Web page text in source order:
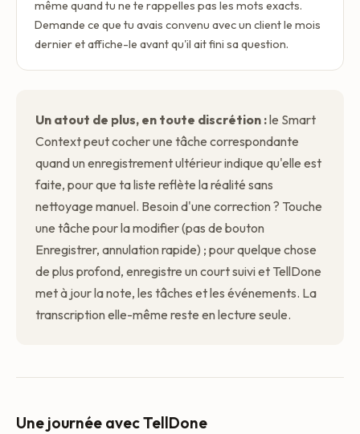
même quand tu ne te rappelles pas les mots exacts.
Demande ce que tu avais convenu avec un client le mois
dernier et affiche-le avant qu'il ait fini sa question.
Un atout de plus, en toute discrétion :le Smart
Context peut cocher une tâche correspondante
quand un enregistrement ultérieur indique qu'elle est
faite, pour que ta liste reflète la réalité sans
nettoyage manuel. Besoin d'une correction ? Touche
une tâche pour la modifier (pas de bouton
Enregistrer, annulation rapide) ; pour quelque chose
de plus profond, enregistre un court suivi et TellDone
met à jour la note, les tâches et les événements. La
transcription elle-même reste en lecture seule.
Une journée avec TellDone